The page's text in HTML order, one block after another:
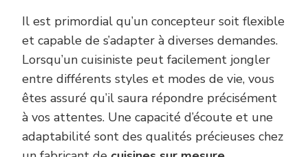
Il est primordial qu’un concepteur soit flexible
et capable de s’adapter à diverses demandes.
Lorsqu’un cuisiniste peut facilement jongler
entre différents styles et modes de vie, vous
êtes assuré qu’il saura répondre précisément
à vos attentes. Une capacité d’écoute et une
adaptabilité sont des qualités précieuses chez